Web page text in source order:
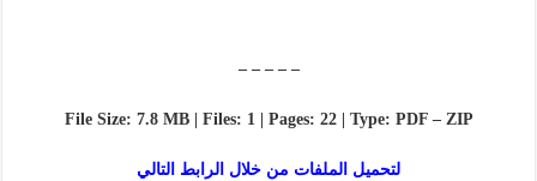
– – – – –
File Size: 7.8 MB | Files: 1 | Pages: 22 | Type: PDF – ZIP
لتحميل الملفات من خلال الرابط التالي